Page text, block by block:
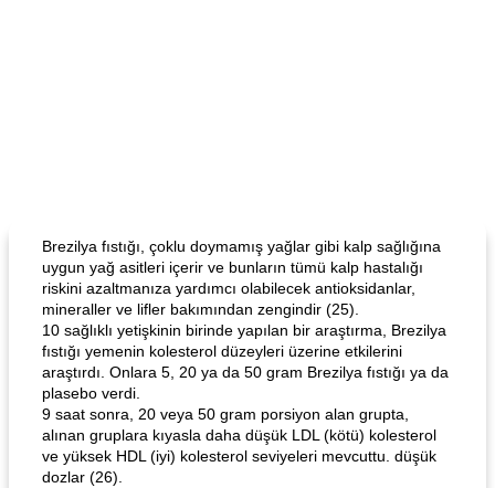
Brezilya fıstığı, çoklu doymamış yağlar gibi kalp sağlığına
uygun yağ asitleri içerir ve bunların tümü kalp hastalığı
riskini azaltmanıza yardımcı olabilecek antioksidanlar,
mineraller ve lifler bakımından zengindir (25).
10 sağlıklı yetişkinin birinde yapılan bir araştırma, Brezilya
fıstığı yemenin kolesterol düzeyleri üzerine etkilerini
araştırdı. Onlara 5, 20 ya da 50 gram Brezilya fıstığı ya da
plasebo verdi.
9 saat sonra, 20 veya 50 gram porsiyon alan grupta,
alınan gruplara kıyasla daha düşük LDL (kötü) kolesterol
ve yüksek HDL (iyi) kolesterol seviyeleri mevcuttu. düşük
dozlar (26).